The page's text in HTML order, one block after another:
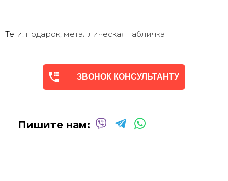
Теги: подарок, металлическая табличка
ЗВОНОК КОНСУЛЬТАНТУ
Пишите нам: